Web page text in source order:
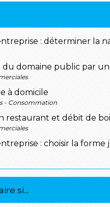
: déterminer la
domaine public par
à domicile
- Consommation
restaurant et débit de
: choisir la
si...